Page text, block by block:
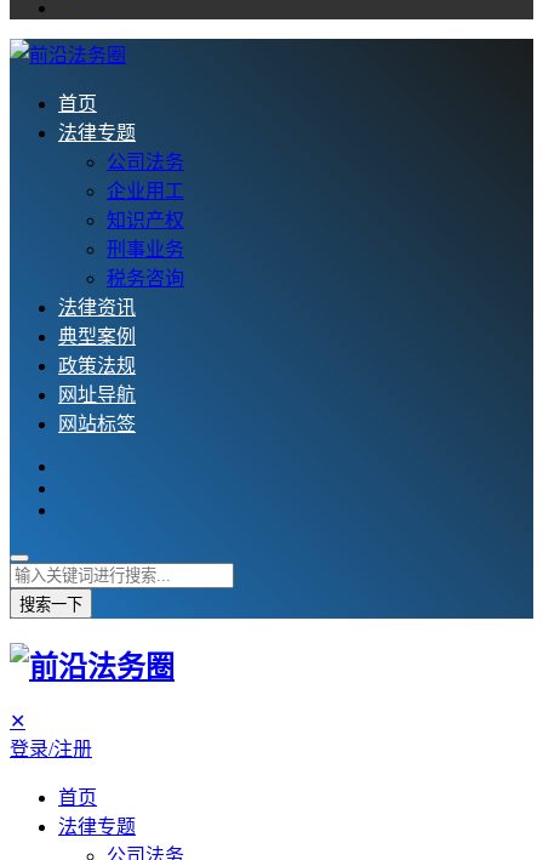
首页
法律专题
公司法务
企业用工
知识产权
刑事业务
税务咨询
法律资讯
典型案例
政策法规
网址导航
网站标签
搜索一下
✕
登录/注册
首页
法律专题
公司法务